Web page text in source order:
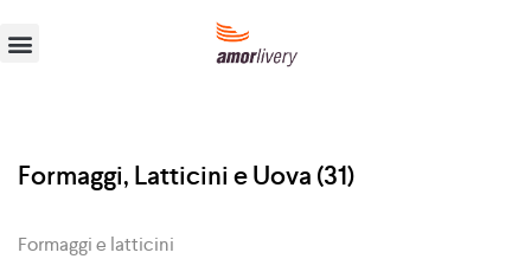
Formaggi, Latticini e Uova (31)
Formaggi e latticini